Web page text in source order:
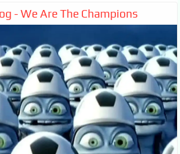
- We Are The Champions